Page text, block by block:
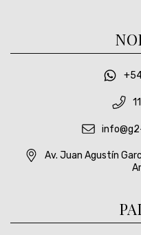
Av. Juan Agustín